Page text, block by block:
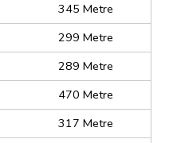
345 Metre
299 Metre
289 Metre
470 Metre
317 Metre